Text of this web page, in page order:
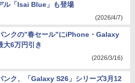
ル「Isai Blue」も登場
(2026/4/7)
ンクの”春セール”にiPhone・Galaxy
大6万円引き
(2026/3/16)
ンク、「Galaxy S26」シリーズ3月12